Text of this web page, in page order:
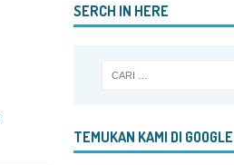
SERCH IN HERE
TEMUKAN KAMI DI GOOGLE